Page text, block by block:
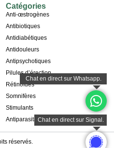
Catégories
Anti-œstrogènes
Antibiotiques
Antidiabétiques
Antidouleurs
Antipsychotiques
Pilules d’érection
Rétinoïdes
Somnifères
Stimulants
Antiparasitaires
réservés.